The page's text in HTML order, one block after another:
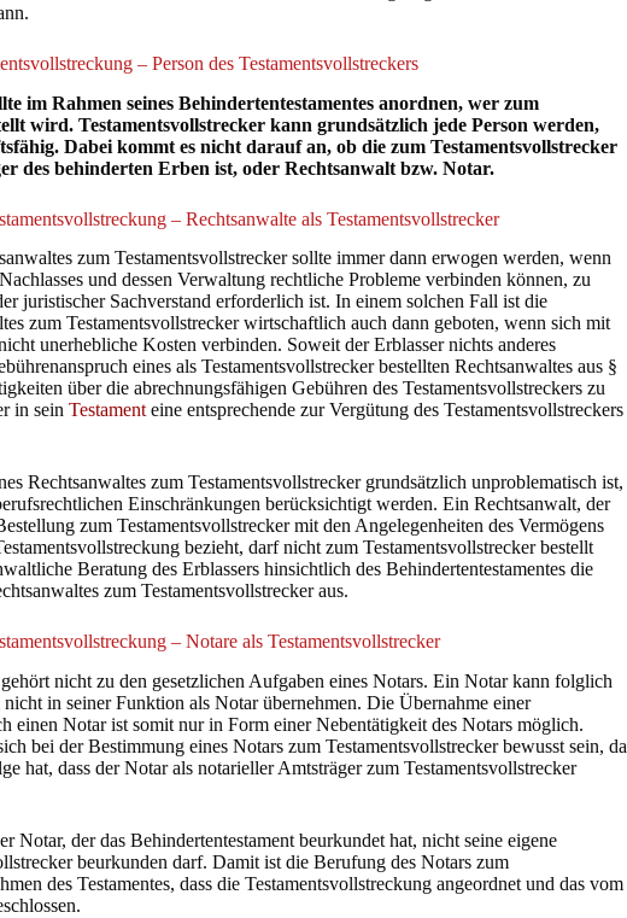
– Person des Testamentsvollstreckers
im Rahmen seines Behindertentestamentes anordnen, wer zum
wird. Testamentsvollstrecker kann grundsätzlich jede Person werden,
Dabei kommt es nicht darauf an, ob die zum Testamentsvollstrecker
des behinderten Erben ist, oder Rechtsanwalt bzw. Notar.
– Rechtsanwalte als Testamentsvollstrecker
zum Testamentsvollstrecker sollte immer dann erwogen werden, wenn
und dessen Verwaltung rechtliche Probleme verbinden können, zu
juristischer Sachverstand erforderlich ist. In einem solchen Fall ist die
zum Testamentsvollstrecker wirtschaftlich auch dann geboten, wenn sich mit
unerhebliche Kosten verbinden. Soweit der Erblasser nichts anderes
eines als Testamentsvollstrecker bestellten Rechtsanwaltes aus §
über die abrechnungsfähigen Gebühren des Testamentsvollstreckers zu
in sein Testament eine entsprechende zur Vergütung des Testamentsvollstreckers
Rechtsanwaltes zum Testamentsvollstrecker grundsätzlich unproblematisch ist,
Einschränkungen berücksichtigt werden. Ein Rechtsanwalt, der
zum Testamentsvollstrecker mit den Angelegenheiten des Vermögens
bezieht, darf nicht zum Testamentsvollstrecker bestellt
Beratung des Erblassers hinsichtlich des Behindertentestamentes die
zum Testamentsvollstrecker aus.
– Notare als Testamentsvollstrecker
nicht zu den gesetzlichen Aufgaben eines Notars. Ein Notar kann folglich
in seiner Funktion als Notar übernehmen. Die Übernahme einer
einen Notar ist somit nur in Form einer Nebentätigkeit des Notars möglich.
bei der Bestimmung eines Notars zum Testamentsvollstrecker bewusst sein, da
hat, dass der Notar als notarieller Amtsträger zum Testamentsvollstrecker
Notar, der das Behindertentestament beurkundet hat, nicht seine eigene
beurkunden darf. Damit ist die Berufung des Notars zum
des Testamentes, dass die Testamentsvollstreckung angeordnet und das vom